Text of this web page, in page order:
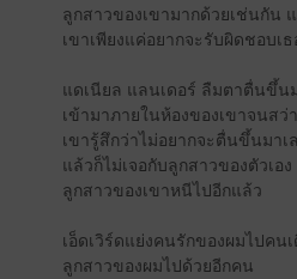
ลูกสาวของเขามากด้วยเช่นกัน
เขาเพียงแค่อยากจะรับผิดชอบเ
แดเนียล แลนเดอร์ ลืมตาตื่นขึ้น
เข้ามาภายในห้องของเขาจนสว่
เขารู้สึกว่าไม่อยากจะตื่นขึ้นมาเ
แล้วก็ไม่เจอกับลูกสาวของตัวเอง
ลูกสาวของเขาหนีไปอีกแล้ว
เอ็ดเวิร์ดแย่งคนรักของผมไปคน
ลูกสาวของผมไปด้วยอีกคน